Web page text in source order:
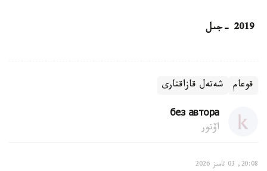
2019
-جىل
قوعام شەتەل قازاقتارى
без автора
اۆتور
20:08, 03 تامىز 2026